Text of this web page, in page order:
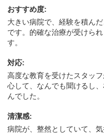
おすすめ度:
大きい病院で、経験を積ん
です。的確な治療が受けら
す。
対応:
高度な教育を受けたスタッ
心して、なんでも聞けるし
んでした。
清潔感:
病院が、整然としていて、